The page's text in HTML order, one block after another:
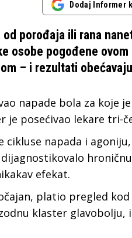
Dodaj Informer
porođaja ili rana
osobe pogođene
– i rezultati
napade bola za koje
je posećivao lekare tri-
cikluse napada i
efekat.
platio pregled
klaster glavobolju,